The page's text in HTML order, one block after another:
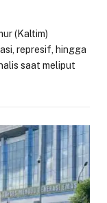
(Kaltim)
represif, hingga
saat meliput